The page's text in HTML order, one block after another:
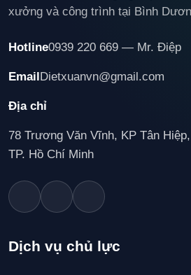
xưởng và công trình tại Bình
Hotline0939 220 669 — Mr. Điệp
EmailDietxuanvn@gmail.com
Địa chỉ
78 Trương Văn Vĩnh, KP Tân
TP. Hồ Chí Minh
Dịch vụ chủ lực